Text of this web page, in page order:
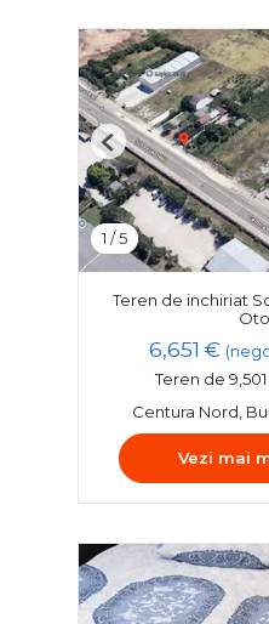
1 /5
Previous
Teren de inchiriat
6,651 €
Teren de
Centura Nord,
Vezi mai